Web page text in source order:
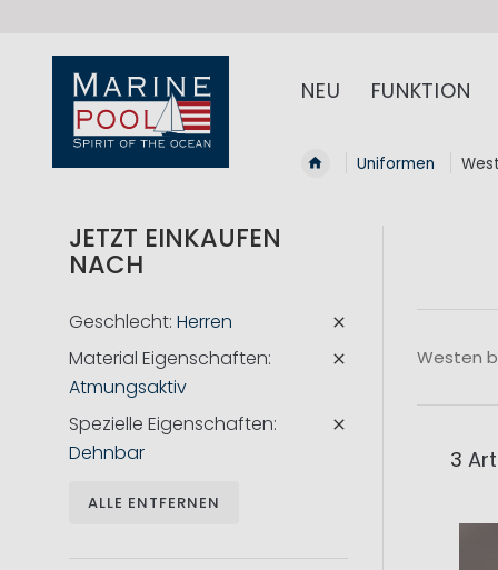
NEU FUNKTION
Uniformen
Westen
3
JETZT EINKAUFEN
NACH
Geschlecht Herren
Material Eigenschaften
Atmungsaktiv
Spezielle Eigenschaften
Dehnbar
ALLE ENTFERNEN